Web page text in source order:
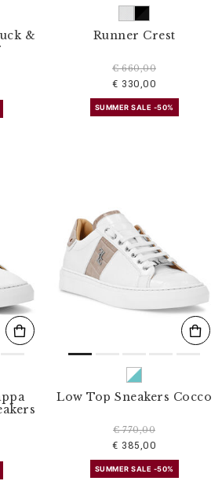
&
Runner Crest
€ 660,00
€ 330,00
SUMMER SALE -50%
Low Top Sneakers Cocco
€ 770,00
€ 385,00
SUMMER SALE -50%